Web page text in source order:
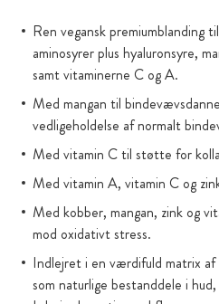
Ren vegansk premiumblanding
aminosyrer plus hyaluronsyre,
samt vitaminerne C og A.
Med mangan til
vedligeholdelse af normalt
Med vitamin C til støtte for
Med vitamin A, vitamin C og
Med kobber, mangan, zink og
mod oxidativt stress.
Indlejret i en værdifuld matrix af
som naturlige bestanddele i